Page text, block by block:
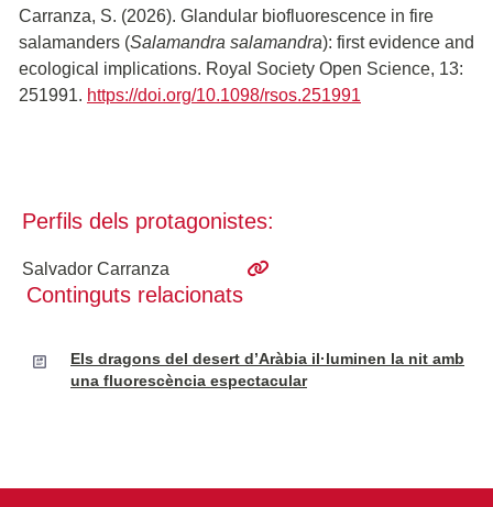
Carranza, S. (2026). Glandular biofluorescence in fire
salamanders (Salamandra salamandra): first evidence and
ecological implications. Royal Society Open Science, 13:
251991. https://doi.org/10.1098/rsos.251991
Perfils dels protagonistes:
Salvador Carranza
Continguts relacionats
Els dragons del desert d’Aràbia il·luminen la nit amb
una fluorescència espectacular